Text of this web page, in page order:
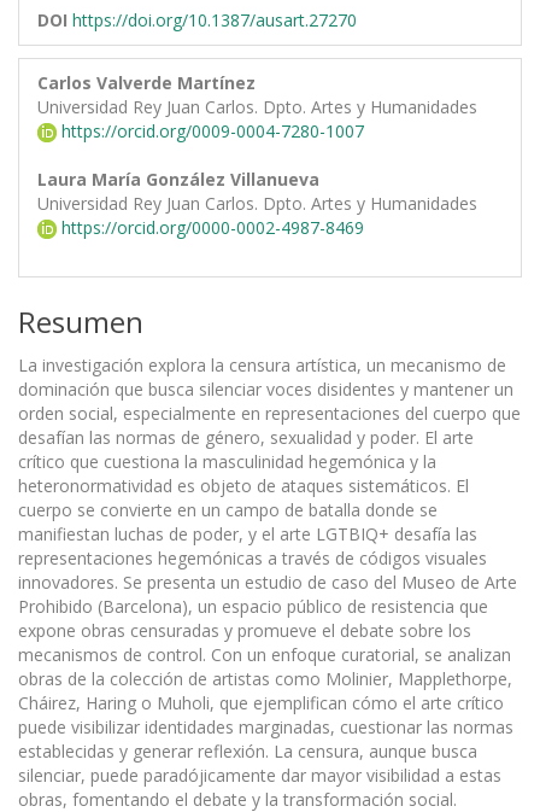
DOI https://doi.org/10.1387/ausart.27270
Carlos Valverde Martínez
Universidad Rey Juan Carlos. Dpto. Artes y Humanidades
https://orcid.org/0009-0004-7280-1007
Laura María González Villanueva
Universidad Rey Juan Carlos. Dpto. Artes y Humanidades
https://orcid.org/0000-0002-4987-8469
Resumen
La investigación explora la censura artística, un mecanismo de
dominación que busca silenciar voces disidentes y mantener un
orden social, especialmente en representaciones del cuerpo que
desafían las normas de género, sexualidad y poder. El arte
crítico que cuestiona la masculinidad hegemónica y la
heteronormatividad es objeto de ataques sistemáticos. El
cuerpo se convierte en un campo de batalla donde se
manifiestan luchas de poder, y el arte LGTBIQ+ desafía las
representaciones hegemónicas a través de códigos visuales
innovadores. Se presenta un estudio de caso del Museo de Arte
Prohibido (Barcelona), un espacio público de resistencia que
expone obras censuradas y promueve el debate sobre los
mecanismos de control. Con un enfoque curatorial, se analizan
obras de la colección de artistas como Molinier, Mapplethorpe,
Cháirez, Haring o Muholi, que ejemplifican cómo el arte crítico
puede visibilizar identidades marginadas, cuestionar las normas
establecidas y generar reflexión. La censura, aunque busca
silenciar, puede paradójicamente dar mayor visibilidad a estas
obras, fomentando el debate y la transformación social.